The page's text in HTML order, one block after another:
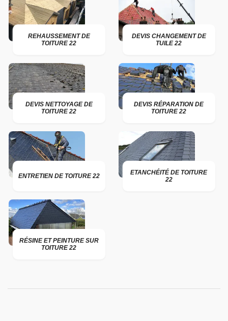
REHAUSSEMENT DE
TOITURE 22
DEVIS CHANGEMENT DE
TUILE 22
DEVIS NETTOYAGE DE
TOITURE 22
DEVIS RÉPARATION DE
TOITURE 22
ENTRETIEN DE TOITURE 22
ETANCHÉITÉ DE TOITURE
22
RÉSINE ET PEINTURE SUR
TOITURE 22